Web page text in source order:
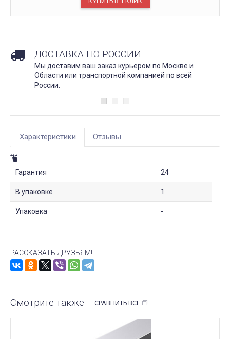
ДОСТАВКА ПО РОССИИ
Мы доставим ваш заказ курьером по Москве и
Области или транспортной компанией по всей
России.
Характеристики Отзывы
Гарантия 24
В упаковке 1
Упаковка -
РАССКАЗАТЬ ДРУЗЬЯМ!
Смотрите также СРАВНИТЬ ВСЕ